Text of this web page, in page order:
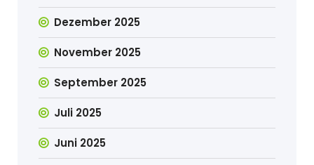
Dezember 2025
November 2025
September 2025
Juli 2025
Juni 2025